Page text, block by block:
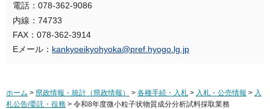
電話：078-362-9086
内線：74733
FAX：078-362-3914
Eメール： kankyoeikyohyoka@pref.hyogo.lg.jp
ホーム > 県政情報・統計（県政情報） > 各種手続・入札 > 入札・公売情報 > 入
札公告/委託・役務 > 令和8年度微小粒子状物質成分分析試料採取業務